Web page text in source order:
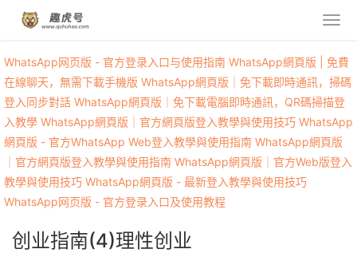
WhatsApp网页版 - 官方登录入口与使用指南 WhatsApp網頁版 | 免費
在線聊天，無需下載手機版 WhatsApp網頁版｜免下載即時通訊，掃碼
登入同步對話 WhatsApp網頁版｜免下載電腦即時通訊，QR碼掃描登
入教學 WhatsApp網頁版｜官方網頁版登入教學與使用技巧 WhatsApp
網頁版 - 官方WhatsApp Web登入教學與使用指南 WhatsApp網頁版
｜官方網頁版登入教學與使用指南 WhatsApp網頁版｜官方Web版登入
教學與使用技巧 WhatsApp網頁版 - 最新登入教學與使用技巧
WhatsApp网页版 - 官方登录入口及使用教程
创业指南(4)理性创业